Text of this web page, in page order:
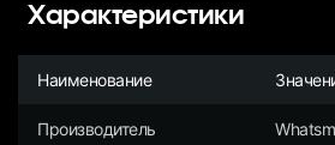
Характеристики
Наименование
Производитель